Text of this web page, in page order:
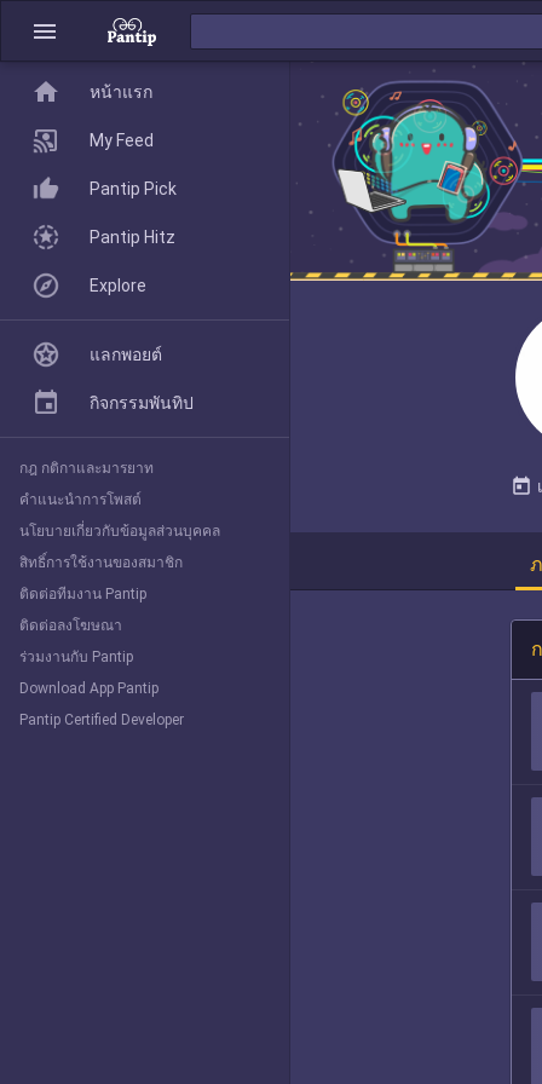
menu
today
home
Pantip Pick
Explore
home หน้าแรก
My Feed
Pantip Pick
Pantip Hitz
Explore
แลกพอยต์
กิจกรรมพันทิป
กฎ กติกาและมารยาท
คำแนะนำการโพสต์
นโยบายเกี่ยวกับข้อมูลส่วนบุคคล
สิทธิ์การใช้งานของสมาชิก
ติดต่อทีมงาน Pantip
ติดต่อลงโฆษณา
ร่วมงานกับ Pantip
Download App Pantip
Pantip Certified Developer